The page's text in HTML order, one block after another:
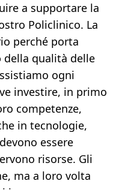
a supportare la
Policlinico. La
perché porta
qualità delle
ogni
investire, in primo
competenze,
in tecnologie,
essere
risorse. Gli
ma a loro volta